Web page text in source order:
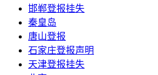
邯郸登报挂失
秦皇岛
唐山登报
石家庄登报声明
天津登报挂失